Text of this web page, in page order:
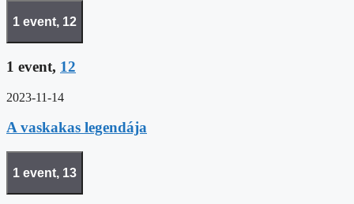
1 event, 12
1 event, 12
2023-11-14
A vaskakas legendája
1 event, 13